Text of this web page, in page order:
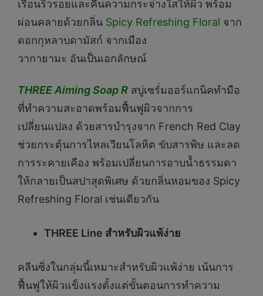
เรือนริ้วรอยและคืนความกระจ่างใสให้ผิว พร้อม
ผ่อนคลายด้วยกลิ่น Spicy Refreshing Floral จาก
ดอกกุหลาบดามัสก์ จากเมือง
วากายามะ อันเป็นเอกลักษณ์
THREE Aiming Soap R สบู่เซรั่มออร์แกนิคทำมือ
ที่ทำความสะอาดพร้อมฟื้นฟูผิวจากการ
เปลี่ยนแปลง ด้วยสารบำรุงจาก French Red Clay
ช่วยกระตุ้นการไหลเวียนโลหิต ขับสารพิษ และลด
การระคายเคือง พร้อมเปลี่ยนการอาบน้ำธรรมดา
ให้กลายเป็นสปาสุดพิเศษ ด้วยกลิ่นหอมของ Spicy
Refreshing Floral เช่นเดียวกัน
THREE Line สำหรับผิวแพ้ง่าย
คลีนซิ่งในกลุ่มนี้เหมาะสำหรับผิวแพ้ง่าย เน้นการ
ฟื้นฟูให้ผิวแข็งแรงตั้งแต่ขั้นตอนการทำความ